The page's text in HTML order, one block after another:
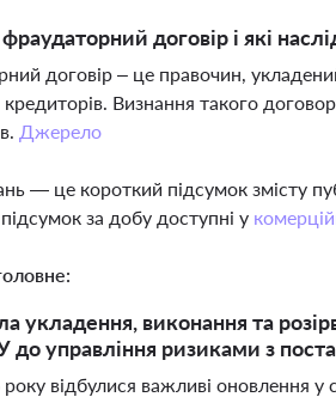
договір і які
договір – це правочин,
кредиторів. Визнання такого
Джерело
— це короткий підсумок змісту
за добу доступні у
укладення, виконання та
управління ризиками з
відбулися важливі оновлення